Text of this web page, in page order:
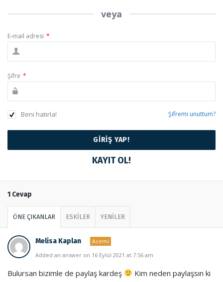
veya
E-mail adresi *
Şifre *
Beni hatırla! Şifremi unuttum?
KAYIT OL!
1 Cevap
ÖNE ÇIKANLAR ESKİLER YENİLER
Melisa Kaplan
Acemi
Added an answer on 16 Eylül 2021 at 7:56 am
Bulursan bizimle de paylaş kardeş
Kim neden paylaşsın ki